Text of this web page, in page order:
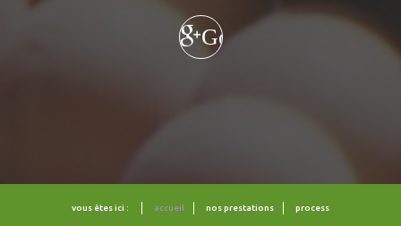
Google+
vous êtes ici : accueil nos prestations process